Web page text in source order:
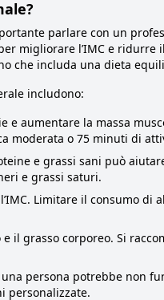
parlare con un
migliorare l’IMC e
che includa una dieta
includono:
e aumentare la massa
moderata o 75 minuti di
e grassi sani può
e grassi saturi.
Limitare il consumo di
il grasso corporeo. Si
persona potrebbe non
personalizzate.